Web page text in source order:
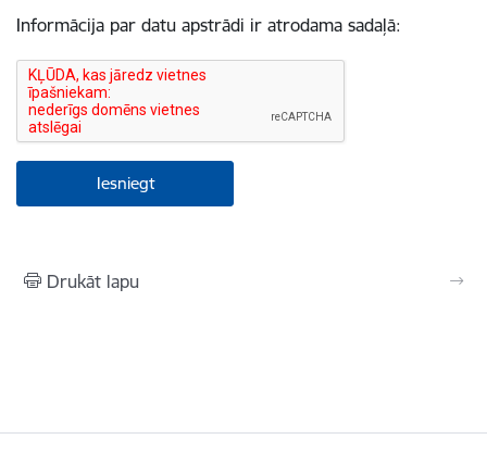
Informācija par datu apstrādi ir atrodama sadaļā:
Drukāt lapu